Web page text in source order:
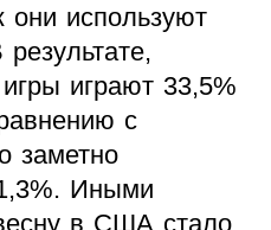
они используют
играют 33,5%
с
заметно
Иными
в США стало